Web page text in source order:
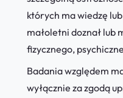
których ma wiedzę
małoletni doznał lub
fizycznego,
Badania względem
wyłącznie za zgodą